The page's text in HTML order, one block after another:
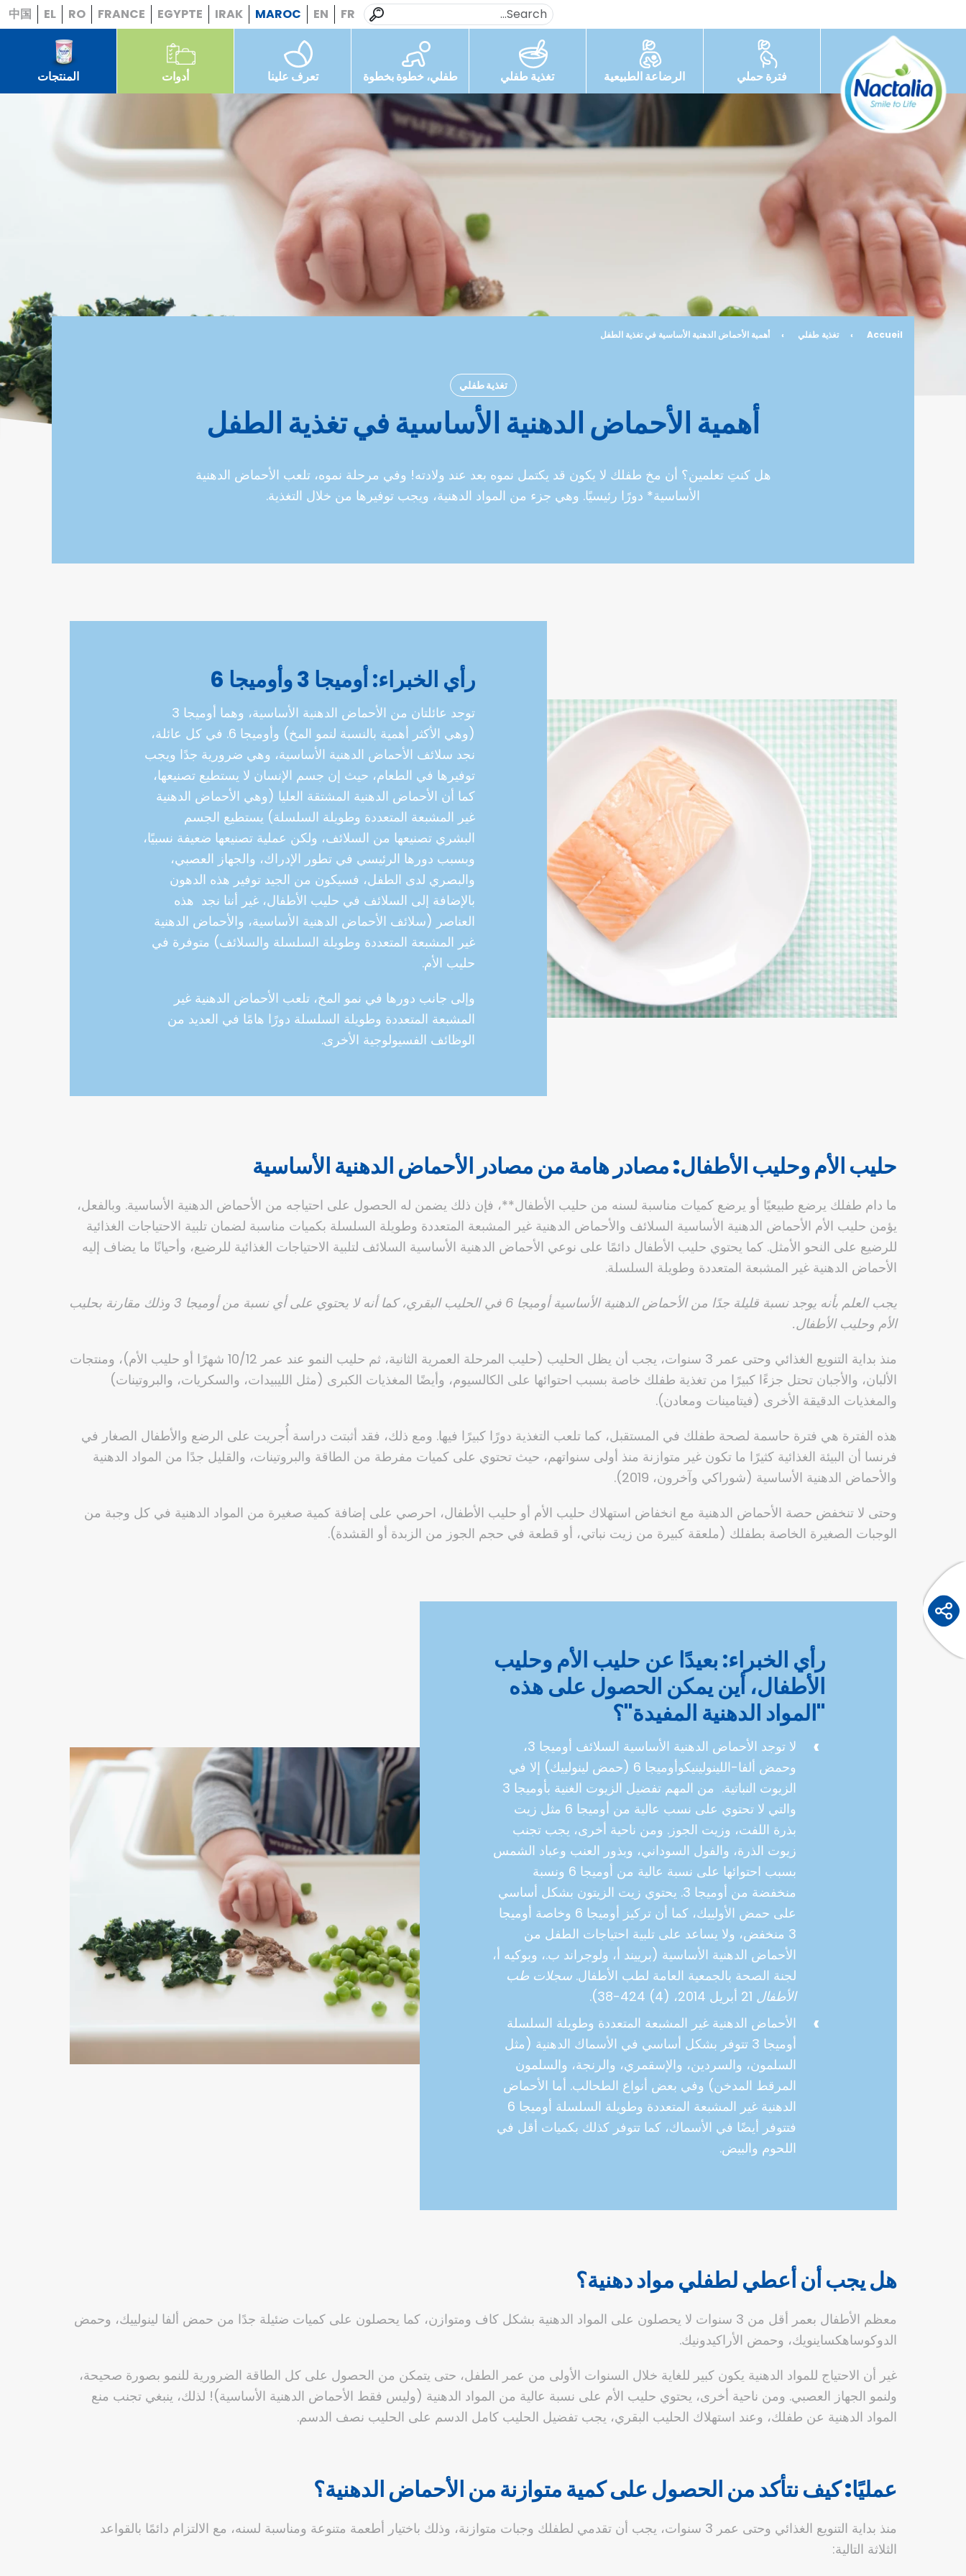
FR
EN
MAROC
IRAK
EGYPTE
FRANCE
RO
EL
中国
فترة حملي الرضاعة الطبيعية تغذية طفلي طفلي، خطوة بخطوة تعرف علينا أدوات المنتجات
Accueil
› تغذية طفلي › أهمية الأحماض الدهنية الأساسية في تغذية الطفل
تغذية طفلي
أهمية الأحماض الدهنية الأساسية في تغذية الطفل
هل كنتِ تعلمين؟ أن مخ طفلك لا يكون قد يكتمل نموه بعد عند ولادته! وفي مرحلة نموه، تلعب الأحماض الدهنية
الأساسية* دورًا رئيسيًا. وهي جزء من المواد الدهنية، ويجب توفيرها من خلال التغذية.
رأي الخبراء: أوميجا 3 وأوميجا 6
توجد عائلتان من الأحماض الدهنية الأساسية، وهما أوميجا 3
(وهي الأكثر أهمية بالنسبة لنمو المخ) وأوميجا 6. في كل عائلة،
نجد سلائف الأحماض الدهنية الأساسية، وهي ضرورية جدًا ويجب
توفيرها في الطعام، حيث إن جسم الإنسان لا يستطيع تصنيعها،
كما أن الأحماض الدهنية المشتقة العليا (وهي الأحماض الدهنية
غير المشبعة المتعددة وطويلة السلسلة) يستطيع الجسم
البشري تصنيعها من السلائف، ولكن عملية تصنيعها ضعيفة نسبيًا،
وبسبب دورها الرئيسي في تطور الإدراك، والجهاز العصبي،
والبصري لدى الطفل، فسيكون من الجيد توفير هذه الدهون
بالإضافة إلى السلائف في حليب الأطفال، غير أننا نجد هذه
العناصر (سلائف الأحماض الدهنية الأساسية، والأحماض الدهنية
غير المشبعة المتعددة وطويلة السلسلة والسلائف) متوفرة في
حليب الأم.
وإلى جانب دورها في نمو المخ، تلعب الأحماض الدهنية غير
المشبعة المتعددة وطويلة السلسلة دورًا هامًا في العديد من
الوظائف الفسيولوجية الأخرى.
حليب الأم وحليب الأطفال: مصادر هامة من مصادر الأحماض الدهنية الأساسية
ما دام طفلك يرضع طبيعيًا أو يرضع كميات مناسبة لسنه من حليب الأطفال**، فإن ذلك يضمن له الحصول على احتياجه من الأحماض الدهنية الأساسية. وبالفعل،
يؤمن حليب الأم الأحماض الدهنية الأساسية السلائف والأحماض الدهنية غير المشبعة المتعددة وطويلة السلسلة بكميات مناسبة لضمان تلبية الاحتياجات الغذائية
للرضيع على النحو الأمثل. كما يحتوي حليب الأطفال دائمًا على نوعي الأحماض الدهنية الأساسية السلائف لتلبية الاحتياجات الغذائية للرضيع، وأحيانًا ما يضاف إليه
الأحماض الدهنية غير المشبعة المتعددة وطويلة السلسلة.
يجب العلم بأنه يوجد نسبة قليلة جدًا من الأحماض الدهنية الأساسية أوميجا 6 في الحليب البقري، كما أنه لا يحتوي على أي نسبة من أوميجا 3 وذلك مقارنة بحليب
الأم وحليب الأطفال.
منذ بداية التنويع الغذائي وحتى عمر 3 سنوات، يجب أن يظل الحليب (حليب المرحلة العمرية الثانية، ثم حليب النمو عند عمر 10/12 شهرًا أو حليب الأم)، ومنتجات
الألبان، والأجبان تحتل جزءًا كبيرًا من تغذية طفلك خاصة بسبب احتوائها على الكالسيوم، وأيضًا المغذيات الكبرى (مثل الليبيدات، والسكريات، والبروتينات)
والمغذيات الدقيقة الأخرى (فيتامينات ومعادن).
هذه الفترة هي فترة حاسمة لصحة طفلك في المستقبل، كما تلعب التغذية دورًا كبيرًا فيها. ومع ذلك، فقد أثبتت دراسة أُجريت على الرضع والأطفال الصغار في
فرنسا أن البيئة الغذائية كثيرًا ما تكون غير متوازنة منذ أولى سنواتهم، حيث تحتوي على كميات مفرطة من الطاقة والبروتينات، والقليل جدًا من المواد الدهنية
والأحماض الدهنية الأساسية (شوراكي وآخرون، 2019).
وحتى لا تنخفض حصة الأحماض الدهنية مع انخفاض استهلاك حليب الأم أو حليب الأطفال، احرصي على إضافة كمية صغيرة من المواد الدهنية في كل وجبة من
الوجبات الصغيرة الخاصة بطفلك (ملعقة كبيرة من زيت نباتي، أو قطعة في حجم الجوز من الزبدة أو القشدة).
رأي الخبراء: بعيدًا عن حليب الأم وحليب
الأطفال، أين يمكن الحصول على هذه
"المواد الدهنية المفيدة"؟
لا توجد الأحماض الدهنية الأساسية السلائف أوميجا 3،
وحمض ألفا-اللينولينيكوأوميجا 6 (حمض لينولييك) إلا في
الزيوت النباتية. من المهم تفضيل الزيوت الغنية بأوميجا 3
والتي لا تحتوي على نسب عالية من أوميجا 6 مثل زيت
بذرة اللفت، وزيت الجوز. ومن ناحية أخرى، يجب تجنب
زيوت الذرة، والفول السوداني، وبذور العنب وعباد الشمس
بسبب احتوائها على نسبة عالية من أوميجا 6 ونسبة
منخفضة من أوميجا 3. يحتوي زيت الزيتون بشكل أساسي
على حمض الأولييك، كما أن تركيز أوميجا 6 وخاصة أوميجا
3 منخفض، ولا يساعد على تلبية احتياجات الطفل من
الأحماض الدهنية الأساسية (برييند أ، ولوجراند ب.، وبوكيه أ،
لجنة الصحة بالجمعية العامة لطب الأطفال. سجلات طب
الأطفال
الأحماض الدهنية غير المشبعة المتعددة وطويلة السلسلة
أوميجا 3 تتوفر بشكل أساسي في الأسماك الدهنية (مثل
السلمون، والسردين، والإسقمري، والرنجة، والسلمون
المرقط المدخن) وفي بعض أنواع الطحالب. أما الأحماض
الدهنية غير المشبعة المتعددة وطويلة السلسلة أوميجا 6
فتتوفر أيضًا في الأسماك، كما تتوفر كذلك بكميات أقل في
اللحوم والبيض.
هل يجب أن أعطي لطفلي مواد دهنية؟
معظم الأطفال بعمر أقل من 3 سنوات لا يحصلون على المواد الدهنية بشكل كاف ومتوازن، كما يحصلون على كميات ضئيلة جدًا من حمض ألفا لينولييك، وحمض
الدوكوساهكساينويك، وحمض الأراكيدونيك.
غير أن الاحتياج للمواد الدهنية يكون كبير للغاية خلال السنوات الأولى من عمر الطفل، حتى يتمكن من الحصول على كل الطاقة الضرورية للنمو بصورة صحيحة،
ولنمو الجهاز العصبي. ومن ناحية أخرى، يحتوي حليب الأم على نسبة عالية من المواد الدهنية (وليس فقط الأحماض الدهنية الأساسية)! لذلك، ينبغي تجنب منع
المواد الدهنية عن طفلك، وعند استهلاك الحليب البقري، يجب تفضيل الحليب كامل الدسم على الحليب نصف الدسم.
عمليًا: كيف نتأكد من الحصول على كمية متوازنة من الأحماض الدهنية؟
منذ بداية التنويع الغذائي وحتى عمر 3 سنوات، يجب أن تقدمي لطفلك وجبات متوازنة، وذلك باختيار أطعمة متنوعة ومناسبة لسنه، مع الالتزام دائمًا بالقواعد
الثلاثة التالية: